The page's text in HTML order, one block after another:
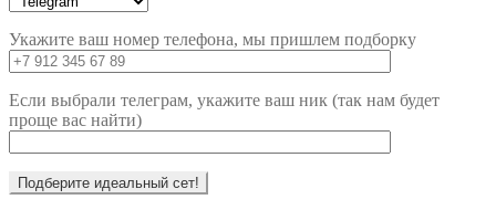
Укажите ваш номер телефона, мы пришлем подборку
Если выбрали телеграм, укажите ваш ник (так нам будет
проще вас найти)